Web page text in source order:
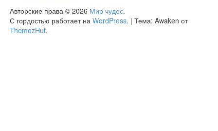
Авторские права © 2026 Мир чудес.
С гордостью работает на WordPress. | Тема: Awaken от
ThemezHut.